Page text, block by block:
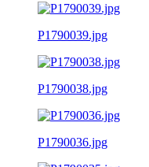
P1790039.jpg
P1790038.jpg
P1790036.jpg